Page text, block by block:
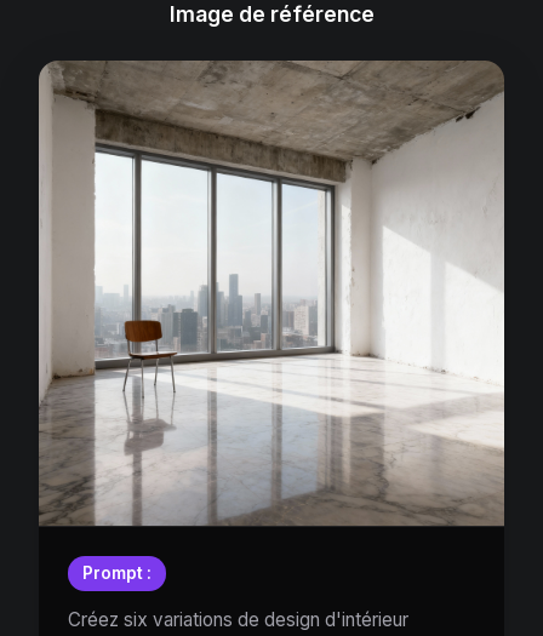
Image de référence
Prompt :
Créez six variations de design d'intérieur